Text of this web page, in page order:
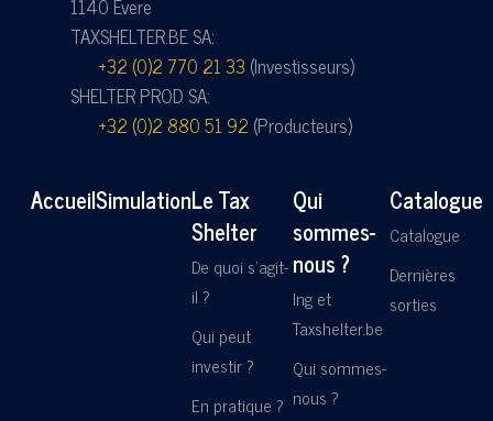
TAXSHELTER.BE SA:
+32 (0)2 770 21 33 (Investisseurs)
SHELTER PROD SA:
+32 (0)2 880 51 92 (Producteurs)
AccueilSimulationLe Tax
Shelter
De quoi s'agit-
il ?
Qui peut
investir ?
En pratique ?
Qui
sommes-
nous ?
Ing et
Taxshelter.be
Qui sommes-
nous ?
Catalogue
Catalogue
Dernières
sorties